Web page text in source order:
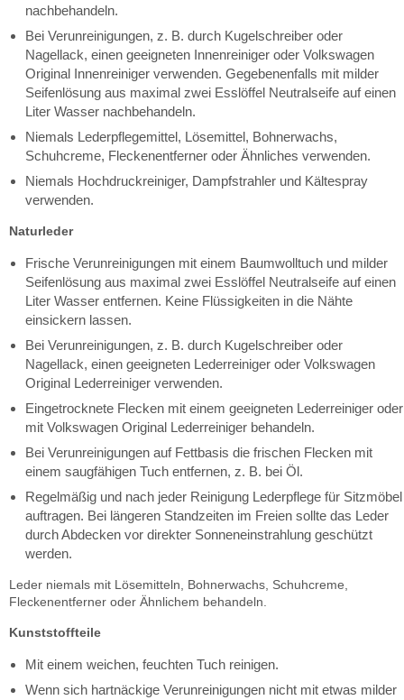
nachbehandeln.
Bei Verunreinigungen, z. B. durch Kugelschreiber oder
Nagellack, einen geeigneten Innenreiniger oder Volkswagen
Original Innenreiniger verwenden. Gegebenenfalls mit milder
Seifenlösung aus maximal zwei Esslöffel Neutralseife auf einen
Liter Wasser nachbehandeln.
Niemals Lederpflegemittel, Lösemittel, Bohnerwachs,
Schuhcreme, Fleckenentferner oder Ähnliches verwenden.
Niemals Hochdruckreiniger, Dampfstrahler und Kältespray
verwenden.
Naturleder
Frische Verunreinigungen mit einem Baumwolltuch und milder
Seifenlösung aus maximal zwei Esslöffel Neutralseife auf einen
Liter Wasser entfernen. Keine Flüssigkeiten in die Nähte
einsickern lassen.
Bei Verunreinigungen, z. B. durch Kugelschreiber oder
Nagellack, einen geeigneten Lederreiniger oder Volkswagen
Original Lederreiniger verwenden.
Eingetrocknete Flecken mit einem geeigneten Lederreiniger oder
mit Volkswagen Original Lederreiniger behandeln.
Bei Verunreinigungen auf Fettbasis die frischen Flecken mit
einem saugfähigen Tuch entfernen, z. B. bei Öl.
Regelmäßig und nach jeder Reinigung Lederpflege für Sitzmöbel
auftragen. Bei längeren Standzeiten im Freien sollte das Leder
durch Abdecken vor direkter Sonneneinstrahlung geschützt
werden.
Leder niemals mit Lösemitteln, Bohnerwachs, Schuhcreme,
Fleckenentferner oder Ähnlichem behandeln.
Kunststoffteile
Mit einem weichen, feuchten Tuch reinigen.
Wenn sich hartnäckige Verunreinigungen nicht mit etwas milder